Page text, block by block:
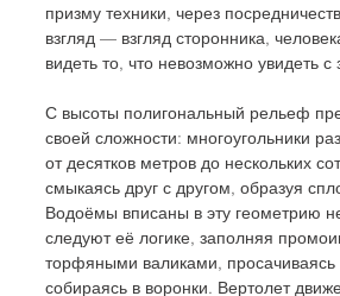
призму техники, через
взгляд — взгляд сторонника,
видеть то, что невозможно увидеть с
С высоты полигональный рельеф
своей сложности: многоугольники
от десятков метров до нескольких
смыкаясь друг с другом, образуя
Водоёмы вписаны в эту геометрию
следуют её логике, заполняя
торфяными валиками,
собираясь в воронки. Вертолет